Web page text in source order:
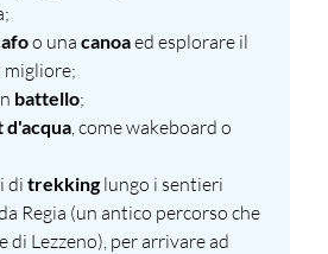
o unacanoaed esplorare il
migliore;
battello;
d'acqua, come wakeboard o
ditrekkinglungo i sentieri
Regia (un antico percorso che
di Lezzeno), per arrivare ad